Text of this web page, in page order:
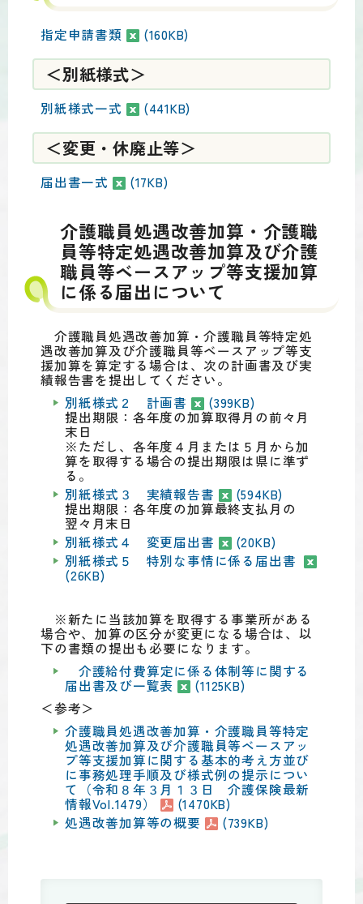
指定申請書類 (160KB)
＜別紙様式＞
別紙様式一式 (441KB)
＜変更・休廃止等＞
届出書一式 (17KB)
介護職員処遇改善加算・介護職
員等特定処遇改善加算及び介護
職員等ベースアップ等支援加算
に係る届出について
介護職員処遇改善加算・介護職員等特定処
遇改善加算及び介護職員等ベースアップ等支
援加算を算定する場合は、次の計画書及び実
績報告書を提出してください。
別紙様式２ 計画書
(399KB)
提出期限：各年度の加算取得月の前々月
末日
※ただし、各年度４月または５月から加
算を取得する場合の提出期限は県に準ず
る。
別紙様式３ 実績報告書
(594KB)
提出期限：各年度の加算最終支払月の
翌々月末日
別紙様式４ 変更届出書
(20KB)
別紙様式５ 特別な事情に係る届出書
(26KB)
※新たに当該加算を取得する事業所がある
場合や、加算の区分が変更になる場合は、以
下の書類の提出も必要になります。
介護給付費算定に係る体制等に関する
届出書及び一覧表
(1125KB)
＜参考＞
介護職員処遇改善加算・介護職員等特定
処遇改善加算及び介護職員等ベースアッ
プ等支援加算に関する基本的考え方並び
に事務処理手順及び様式例の提示につい
て（令和８年３月１３日 介護保険最新
情報Vol.1479）
(1470KB)
処遇改善加算等の概要
(739KB)